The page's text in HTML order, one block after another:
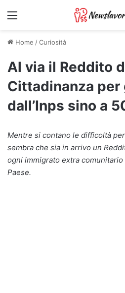
Menu
Home /Curiosità
Al via il Reddito
Cittadinanza
dall’Inps sino a
Mentre si contano le difficoltà
sembra che sia in arrivo un
ogni immigrato extra
Paese.